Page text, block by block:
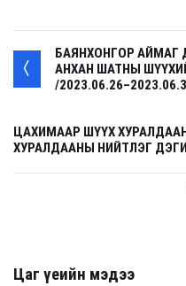
БАЯНХОНГОР АЙМАГ
АНХАН ШАТНЫ
/
ЦАХИМААР ШҮҮХ
ХУРАЛДААНЫ НИЙТЛЭГ
Цаг үеийн мэдээ